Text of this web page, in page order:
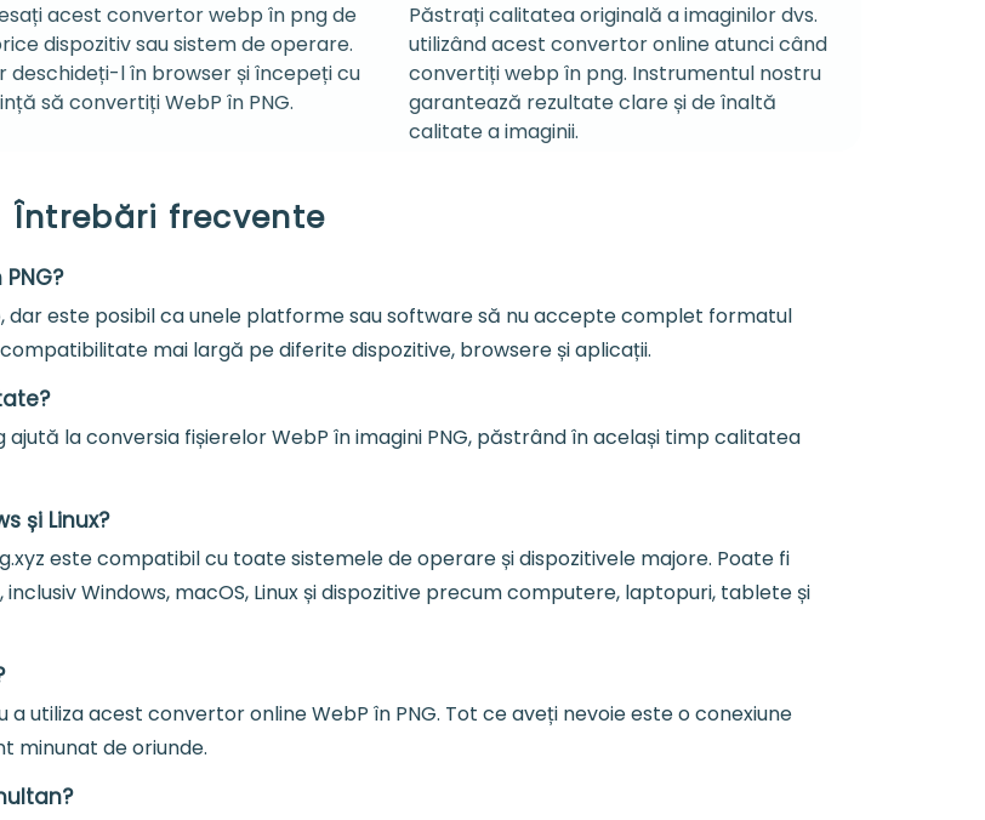
acest convertor webp în png de
dispozitiv sau sistem de operare.
deschideți-l în browser și începeți cu
să convertiți WebP în PNG.
Păstrați calitatea originală a imaginilor dvs.
utilizând acest convertor online atunci când
convertiți webp în png. Instrumentul nostru
garantează rezultate clare și de înaltă
calitate a imaginii.
Întrebări frecvente
dar este posibil ca unele platforme sau software să nu accepte complet formatul
mai largă pe diferite dispozitive, browsere și aplicații.
la conversia fișierelor WebP în imagini PNG, păstrând în același timp calitatea
și Linux?
este compatibil cu toate sistemele de operare și dispozitivele majore. Poate fi
Windows, macOS, Linux și dispozitive precum computere, laptopuri, tablete și
utiliza acest convertor online WebP în PNG. Tot ce aveți nevoie este o conexiune
minunat de oriunde.